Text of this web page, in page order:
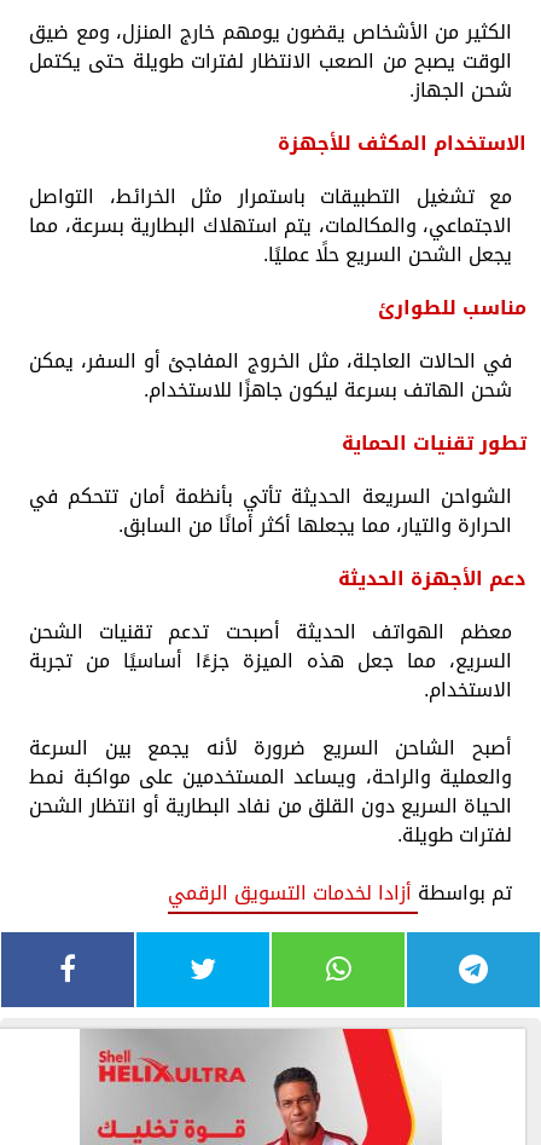
الكثير من الأشخاص يقضون يومهم خارج المنزل، ومع ضيق
الوقت يصبح من الصعب الانتظار لفترات طويلة حتى يكتمل
شحن الجهاز.
الاستخدام المكثف للأجهزة
مع تشغيل التطبيقات باستمرار مثل الخرائط، التواصل
الاجتماعي، والمكالمات، يتم استهلاك البطارية بسرعة، مما
يجعل الشحن السريع حلًا عمليًا.
مناسب للطوارئ
في الحالات العاجلة، مثل الخروج المفاجئ أو السفر، يمكن
شحن الهاتف بسرعة ليكون جاهزًا للاستخدام.
تطور تقنيات الحماية
الشواحن السريعة الحديثة تأتي بأنظمة أمان تتحكم في
الحرارة والتيار، مما يجعلها أكثر أمانًا من السابق.
دعم الأجهزة الحديثة
معظم الهواتف الحديثة أصبحت تدعم تقنيات الشحن
السريع، مما جعل هذه الميزة جزءًا أساسيًا من تجربة
الاستخدام.
أصبح الشاحن السريع ضرورة لأنه يجمع بين السرعة
والعملية والراحة، ويساعد المستخدمين على مواكبة نمط
الحياة السريع دون القلق من نفاد البطارية أو انتظار الشحن
لفترات طويلة.
تم بواسطة أزادا لخدمات التسويق الرقمي